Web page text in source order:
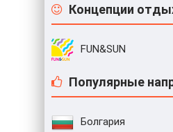
Концепции
FUN&SUN
Популярные
Болгария